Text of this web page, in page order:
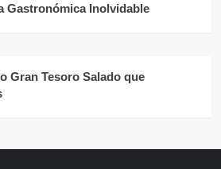
Gastronómica Inolvidable
Gran Tesoro Salado que